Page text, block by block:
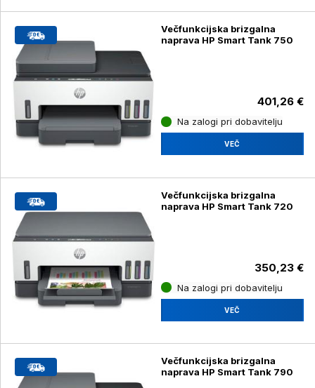
Večfunkcijska brizgalna
naprava HP Smart Tank 750
401,26 €
Na zalogi pri dobavitelju
VEČ
Večfunkcijska brizgalna
naprava HP Smart Tank 720
350,23 €
Na zalogi pri dobavitelju
VEČ
Večfunkcijska brizgalna
naprava HP Smart Tank 790